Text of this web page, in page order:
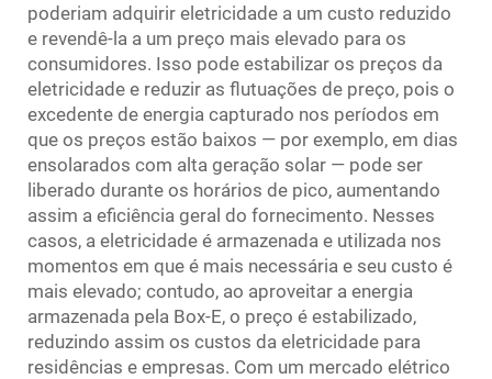
poderiam adquirir eletricidade a um custo reduzido
e revendê-la a um preço mais elevado para os
consumidores. Isso pode estabilizar os preços da
eletricidade e reduzir as flutuações de preço, pois o
excedente de energia capturado nos períodos em
que os preços estão baixos — por exemplo, em dias
ensolarados com alta geração solar — pode ser
liberado durante os horários de pico, aumentando
assim a eficiência geral do fornecimento. Nesses
casos, a eletricidade é armazenada e utilizada nos
momentos em que é mais necessária e seu custo é
mais elevado; contudo, ao aproveitar a energia
armazenada pela Box-E, o preço é estabilizado,
reduzindo assim os custos da eletricidade para
residências e empresas. Com um mercado elétrico